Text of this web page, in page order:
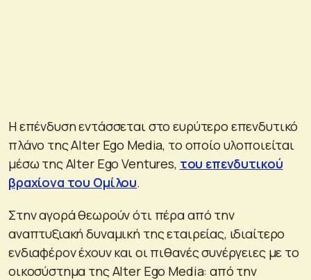
Η επένδυση εντάσσεται στο ευρύτερο επενδυτικό
πλάνο της Alter Ego Media, το οποίο υλοποιείται
μέσω της Alter Ego Ventures, του επενδυτικού
βραχίονα του Ομίλου.
Στην αγορά θεωρούν ότι πέρα από την
αναπτυξιακή δυναμική της εταιρείας, ιδιαίτερο
ενδιαφέρον έχουν και οι πιθανές συνέργειες με το
οικοσύστημα της Alter Ego Media: από την